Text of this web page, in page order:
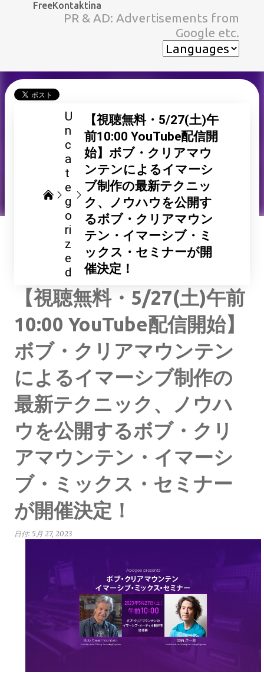
スキップしてメイン コンテンツに移動
FreeKontaktina
PR & AD: Advertisements from
Google etc.
U
n
c
a
t
e
g
o
ri
z
e
d
【視聴無料・5/27(土)午
前10:00 YouTube配信開
始】ボブ・クリアマウ
ンテンによるイマーシ
ブ制作の最新テクニッ
ク、ノウハウを公開す
るボブ・クリアマウン
テン・イマーシブ・ミ
ックス・セミナーが開
催決定！
【視聴無料・5/27(土)午前
10:00 YouTube配信開始】
ボブ・クリアマウンテン
によるイマーシブ制作の
最新テクニック、ノウハ
ウを公開するボブ・クリ
アマウンテン・イマーシ
ブ・ミックス・セミナー
が開催決定！
日付: 5月 27, 2023